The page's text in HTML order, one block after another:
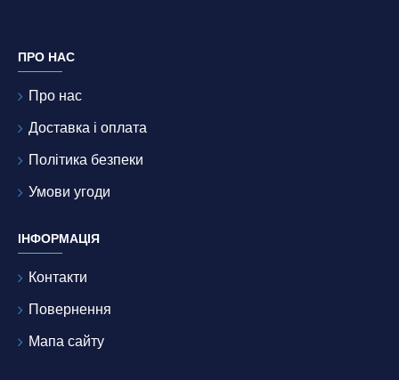
ПРО НАС
Про нас
Доставка і оплата
Політика безпеки
Умови угоди
ІНФОРМАЦІЯ
Контакти
Повернення
Мапа сайту